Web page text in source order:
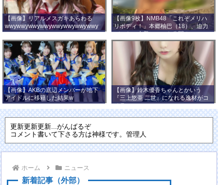
【画像】リアルメスガキあらわる
wwywwywwywwywwywwywwywwy
wwy
【画像9枚】NMB48「これぞメリハ
リボディ！」本郷柚巴（18）、迫力
バストの水着ショット公開！
【画像】AKBの底辺メンバーが地下
アイドルに移籍した結果w
【画像】鈴木優香ちゃんとかいう
『三上悠亜 二世』になれる逸材がコ
チラ
更新更新更新...がんばるぞ
コメント書いて下さる方は神様です。管理人
ホーム ニュース
新着記事（外部）